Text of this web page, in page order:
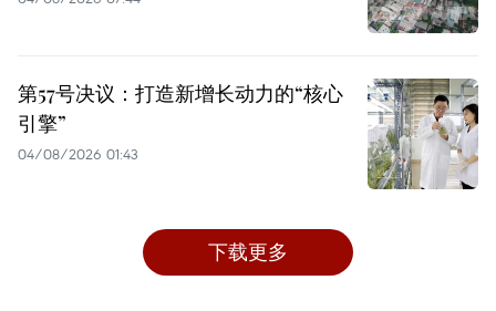
第57号决议：打造新增长动力的“核心
引擎”
04/08/2026 01:43
下载更多